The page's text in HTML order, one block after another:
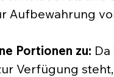
Aufbewahrung
Portionen zu:
Verfügung